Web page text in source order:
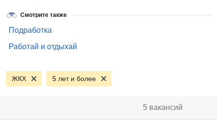
Смотрите также
Подработка
Работай и отдыхай
ЖКХ 5 лет и более
5 вакансий